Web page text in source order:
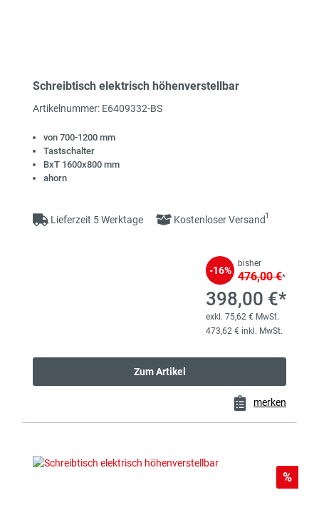
Schreibtisch elektrisch höhenverstellbar
Artikelnummer: E6409332-BS
von 700-1200 mm
Tastschalter
BxT 1600x800 mm
ahorn
Lieferzeit 5 Werktage Kostenloser Versand1
-16%
bisher
476,00 €*
398,00 €*
exkl. 75,62 € MwSt.
473,62 € inkl. MwSt.
Zum Artikel
merken
Rabatt
%